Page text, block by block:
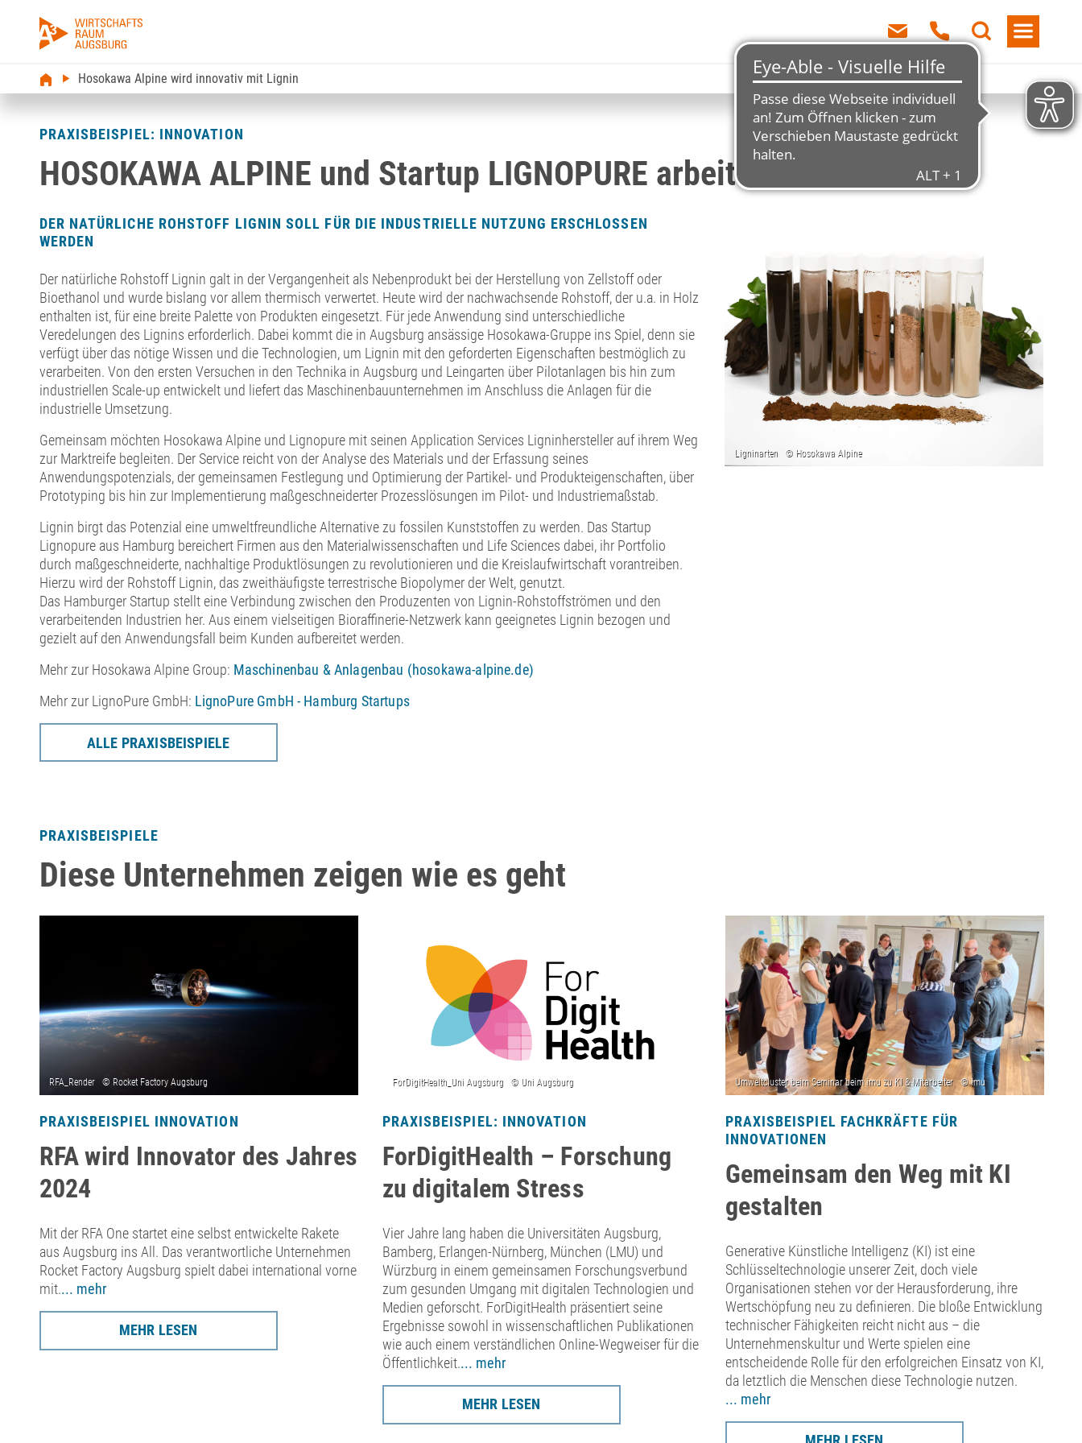
Hosokawa Alpine wird innovativ mit Lignin
PRAXISBEISPIEL: INNOVATION
HOSOKAWA ALPINE und Startup LIGNOPURE arbeiten zusammen
DER NATÜRLICHE ROHSTOFF LIGNIN SOLL FÜR DIE INDUSTRIELLE NUTZUNG ERSCHLOSSEN
WERDEN
Der natürliche Rohstoff Lignin galt in der Vergangenheit als Nebenprodukt bei der Herstellung von Zellstoff oder
Bioethanol und wurde bislang vor allem thermisch verwertet. Heute wird der nachwachsende Rohstoff, der u.a. in Holz
enthalten ist, für eine breite Palette von Produkten eingesetzt. Für jede Anwendung sind unterschiedliche
Veredelungen des Lignins erforderlich. Dabei kommt die in Augsburg ansässige Hosokawa-Gruppe ins Spiel, denn sie
verfügt über das nötige Wissen und die Technologien, um Lignin mit den geforderten Eigenschaften bestmöglich zu
verarbeiten. Von den ersten Versuchen in den Technika in Augsburg und Leingarten über Pilotanlagen bis hin zum
industriellen Scale-up entwickelt und liefert das Maschinenbauunternehmen im Anschluss die Anlagen für die
industrielle Umsetzung.
Gemeinsam möchten Hosokawa Alpine und Lignopure mit seinen Application Services Ligninhersteller auf ihrem Weg
zur Marktreife begleiten. Der Service reicht von der Analyse des Materials und der Erfassung seines
Anwendungspotenzials, der gemeinsamen Festlegung und Optimierung der Partikel- und Produkteigenschaften, über
Prototyping bis hin zur Implementierung maßgeschneiderter Prozesslösungen im Pilot- und Industriemaßstab.
Lignin birgt das Potenzial eine umweltfreundliche Alternative zu fossilen Kunststoffen zu werden. Das Startup
Lignopure aus Hamburg bereichert Firmen aus den Materialwissenschaften und Life Sciences dabei, ihr Portfolio
durch maßgeschneiderte, nachhaltige Produktlösungen zu revolutionieren und die Kreislaufwirtschaft vorantreiben.
Hierzu wird der Rohstoff Lignin, das zweithäufigste terrestrische Biopolymer der Welt, genutzt.
Das Hamburger Startup stellt eine Verbindung zwischen den Produzenten von Lignin-Rohstoffströmen und den
verarbeitenden Industrien her. Aus einem vielseitigen Bioraffinerie-Netzwerk kann geeignetes Lignin bezogen und
gezielt auf den Anwendungsfall beim Kunden aufbereitet werden.
Mehr zur Hosokawa Alpine Group: Maschinenbau & Anlagenbau (hosokawa-alpine.de)
Mehr zur LignoPure GmbH: LignoPure GmbH - Hamburg Startups
ALLE PRAXISBEISPIELE
PRAXISBEISPIELE
Diese Unternehmen zeigen wie es geht
PRAXISBEISPIEL INNOVATION
RFA wird Innovator des Jahres
2024
Mit der RFA One startet eine selbst entwickelte Rakete
aus Augsburg ins All. Das verantwortliche Unternehmen
Rocket Factory Augsburg spielt dabei international vorne
mit.... mehr
MEHR LESEN
PRAXISBEISPIEL: INNOVATION
ForDigitHealth – Forschung
zu digitalem Stress
Vier Jahre lang haben die Universitäten Augsburg,
Bamberg, Erlangen-Nürnberg, München (LMU) und
Würzburg in einem gemeinsamen Forschungsverbund
zum gesunden Umgang mit digitalen Technologien und
Medien geforscht. ForDigitHealth präsentiert seine
Ergebnisse sowohl in wissenschaftlichen Publikationen
wie auch einem verständlichen Online-Wegweiser für die
Öffentlichkeit.... mehr
MEHR LESEN
PRAXISBEISPIEL FACHKRÄFTE FÜR
INNOVATIONEN
Gemeinsam den Weg mit KI
gestalten
Generative Künstliche Intelligenz (KI) ist eine
Schlüsseltechnologie unserer Zeit, doch viele
Organisationen stehen vor der Herausforderung, ihre
Wertschöpfung neu zu definieren. Die bloße Entwicklung
technischer Fähigkeiten reicht nicht aus – die
Unternehmenskultur und Werte spielen eine
entscheidende Rolle für den erfolgreichen Einsatz von KI,
da letztlich die Menschen diese Technologie nutzen.
... mehr